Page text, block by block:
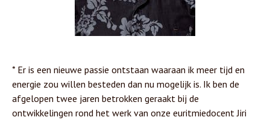
* Er is een nieuwe passie ontstaan waaraan ik meer tijd en
energie zou willen besteden dan nu mogelijk is. Ik ben de
afgelopen twee jaren betrokken geraakt bij de
ontwikkelingen rond het werk van onze euritmiedocent Jiri